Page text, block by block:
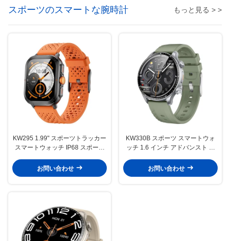
スポーツのスマートな腕時計 もっと見る > >
KW295 1.99" スポーツトラッカー
スマートウォッチ IP68 スポーツ
お問い合わせ
KW330B スポーツ スマートウォ
ッチ 1.6 インチ アドバンスト フ
お問い合わせ